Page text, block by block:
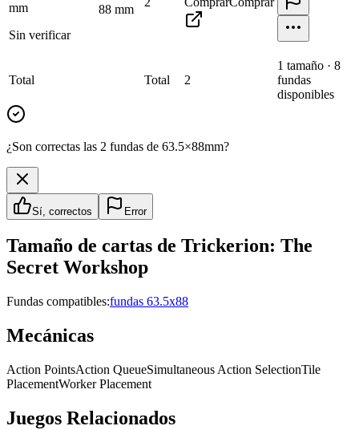
mm
Sin verificar
88 mm
Total Total 2
1 tamaño · 8
fundas
disponibles
¿Son correctas las 2 fundas de 63.5×88mm?
Sí, correctos Error
Tamaño de cartas de Trickerion: The
Secret Workshop
Fundas compatibles:fundas 63.5x88
Mecánicas
Action PointsAction QueueSimultaneous Action SelectionTile
PlacementWorker Placement
Juegos Relacionados